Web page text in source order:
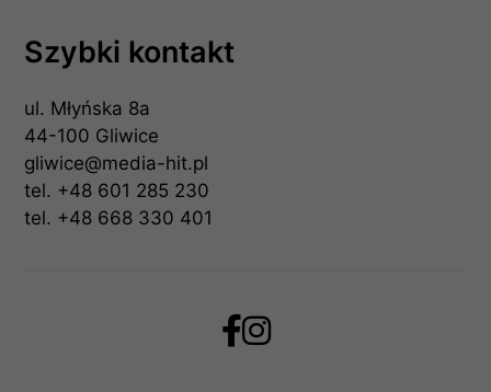
Szybki kontakt
ul. Młyńska 8a
44-100 Gliwice
gliwice@media-hit.pl
tel. +48 601 285 230
tel. +48 668 330 401